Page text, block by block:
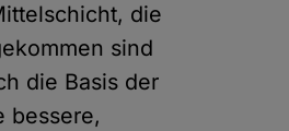
die
sind
die Basis der
bessere,